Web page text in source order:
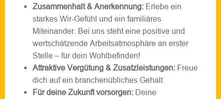
Zusammenhalt & Anerkennung: Erlebe ein
starkes Wir-Gefühl und ein familiäres
Miteinander. Bei uns steht eine positive und
wertschätzende Arbeitsatmosphäre an erster
Stelle – für dein Wohlbefinden!
Attraktive Vergütung & Zusatzleistungen: Freue
dich auf ein branchenübliches Gehalt
Für deine Zukunft vorsorgen: Deine